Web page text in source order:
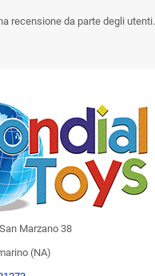
recensione da parte degli utenti.
Marzano 38
(NA)